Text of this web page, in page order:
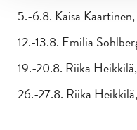
5.-6.8. Kaisa
12.-13.8. Emilia
19.-20.8. Riika
26.-27.8. Riika